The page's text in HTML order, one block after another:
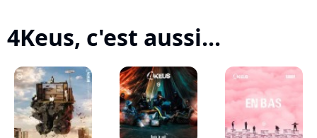
4Keus, c'est aussi...